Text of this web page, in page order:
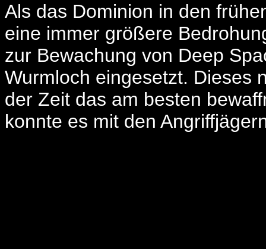
Als das Dominion in den
eine immer größere
zur Bewachung von Deep
Wurmloch eingesetzt. Dieses
der Zeit das am besten
konnte es mit den